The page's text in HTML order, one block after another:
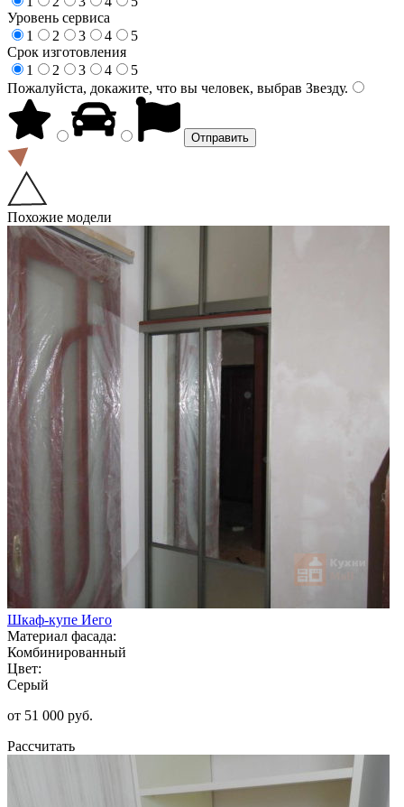
Уровень сервиса
1
2 3 4
5
Срок изготовления
1
2 3 4
5
Пожалуйста, докажите, что вы человек, выбрав Звезду.
Похожие модели
Шкаф-купе Иего
Материал фасада:
Комбинированный
Цвет:
Серый
от 51 000 руб.
Рассчитать